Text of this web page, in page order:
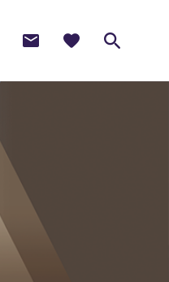
Contact
opnemen
Favorieten
Ik
zoek